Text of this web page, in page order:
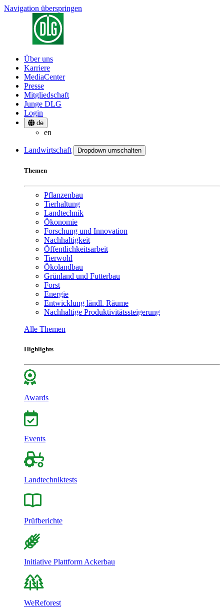
Navigation überspringen
Über uns
Karriere
MediaCenter
Presse
Mitgliedschaft
Junge DLG
Login
de
en
Landwirtschaft Dropdown umschalten
Themen
Pflanzenbau
Tierhaltung
Landtechnik
Ökonomie
Forschung und Innovation
Nachhaltigkeit
Öffentlichkeitsarbeit
Tierwohl
Ökolandbau
Grünland und Futterbau
Forst
Energie
Entwicklung ländl. Räume
Nachhaltige Produktivitätssteigerung
Alle Themen
Highlights
Awards
Events
Landtechniktests
Prüfberichte
Initiative Plattform Ackerbau
WeReforest